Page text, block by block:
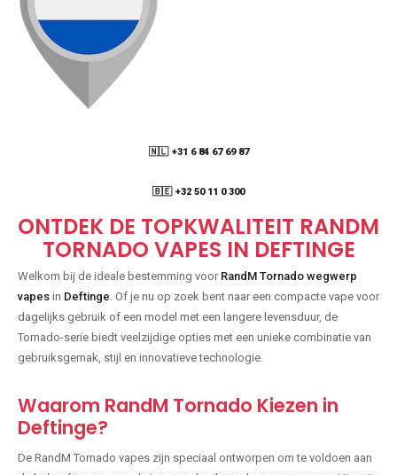
🇳🇱 +31 6 84 67 69 87
🇧🇪 +32 50 11 0 300
ONTDEK DE TOPKWALITEIT RANDM
TORNADO VAPES IN DEFTINGE
Welkom bij de ideale bestemming voor RandM Tornado wegwerp
vapes in Deftinge . Of je nu op zoek bent naar een compacte vape voor
dagelijks gebruik of een model met een langere levensduur, de
Tornado-serie biedt veelzijdige opties met een unieke combinatie van
gebruiksgemak, stijl en innovatieve technologie.
Waarom RandM Tornado Kiezen in
Deftinge?
De RandM Tornado vapes zijn speciaal ontworpen om te voldoen aan